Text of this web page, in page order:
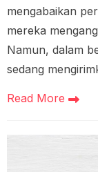
mengabaikan
mereka
Namun, dalam
sedang
Read More